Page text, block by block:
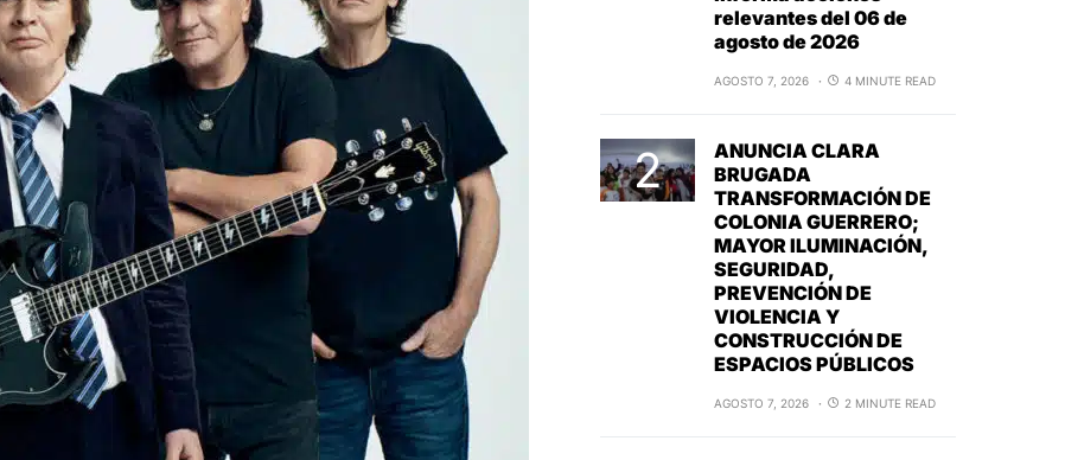
relevantes del 06 de
agosto de 2026
AGOSTO 7, 2026 4 MINUTE READ
ANUNCIA CLARA
BRUGADA
TRANSFORMACIÓN DE
COLONIA GUERRERO;
MAYOR ILUMINACIÓN,
SEGURIDAD,
PREVENCIÓN DE
VIOLENCIA Y
CONSTRUCCIÓN DE
ESPACIOS PÚBLICOS
AGOSTO 7, 2026 2 MINUTE READ